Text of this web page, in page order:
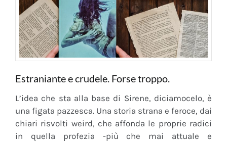
Estraniante e crudele. Forse troppo.
L’idea che sta alla base di Sirene, diciamocelo, è
una figata pazzesca. Una storia strana e feroce, dai
chiari risvolti weird, che affonda le proprie radici
in quella profezia -più che mai attuale e